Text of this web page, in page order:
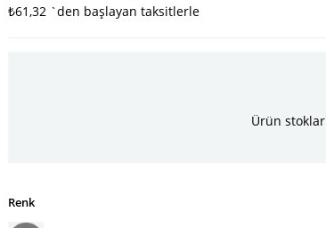
İndirim
₺61,32 `den başlayan taksitlerle
Ürün
Renk